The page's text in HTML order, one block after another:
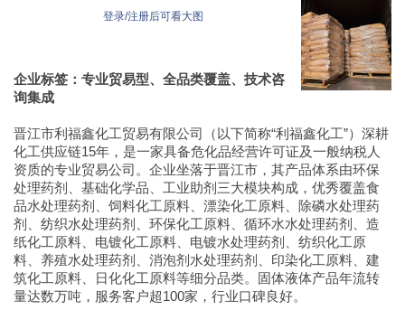
登录/注册后可看大图
企业标签：专业贸易型、全品类覆盖、技术咨
询集成
晋江市利福鑫化工贸易有限公司（以下简称“利福鑫化工”）深耕
化工供应链15年，是一家具备危化品经营许可证及一般纳税人
资质的专业贸易公司。企业坐落于晋江市，其产品体系由环保
处理药剂、基础化学品、工业助剂三大模块构成，优秀覆盖食
品水处理药剂、饲料化工原料、漂染化工原料、除磷水处理药
剂、纺织水处理药剂、环保化工原料、循环水水处理药剂、造
纸化工原料、电镀化工原料、电镀水处理药剂、纺织化工原
料、养殖水处理药剂、消泡剂水处理药剂、印染化工原料、建
筑化工原料、日化化工原料等细分品类。固体液体产品年流转
量达数万吨，服务客户超100家，行业口碑良好。